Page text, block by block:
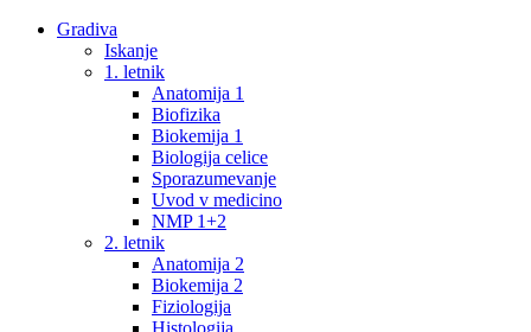
Gradiva
Iskanje
1. letnik
Anatomija 1
Biofizika
Biokemija 1
Biologija celice
Sporazumevanje
Uvod v medicino
NMP 1+2
2. letnik
Anatomija 2
Biokemija 2
Fiziologija
Histologija